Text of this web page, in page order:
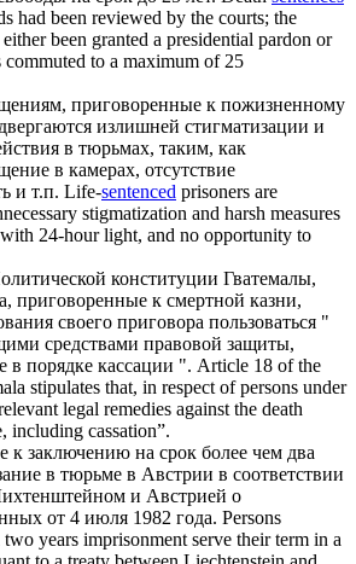
had been reviewed by the courts; the
been granted a presidential pardon or
commuted to a maximum of 25
приговоренные к пожизненному
излишней стигматизации и
в тюрьмах, таким, как
в камерах, отсутствие
и т.п. Life-sentenced prisoners are
stigmatization and harsh measures
24-hour light, and no opportunity to
конституции Гватемалы,
приговоренные к смертной казни,
своего приговора пользоваться "
средствами правовой защиты,
в порядке кассации ". Article 18 of the
stipulates that, in respect of persons under
legal remedies against the death
including cassation”.
к заключению на срок более чем два
в тюрьме в Австрии в соответствии
и Австрией о
от 4 июля 1982 года. Persons
years imprisonment serve their term in a